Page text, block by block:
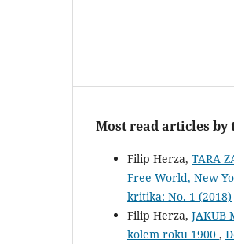
Most read articles by
Filip Herza, TARA
Free World, New
kritika: No. 1 (2018)
Filip Herza, JAKUB
kolem roku 1900 ,